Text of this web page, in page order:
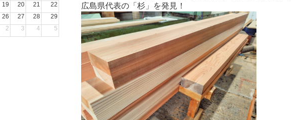
19 20 21
22
26 27 28
29
2 3 4 5
広島県代表の「杉」を発見！